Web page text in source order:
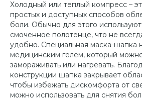
Холодный или теплый компресс –
простых и доступных способов
боли. Обычно для этого
смоченное полотенце, что не
удобно. Специальная маска-шапка
медицинским гелем, который
замораживать или нагревать.
конструкции шапка закрывает
чтобы избежать дискомфорта от
можно использовать для снятия